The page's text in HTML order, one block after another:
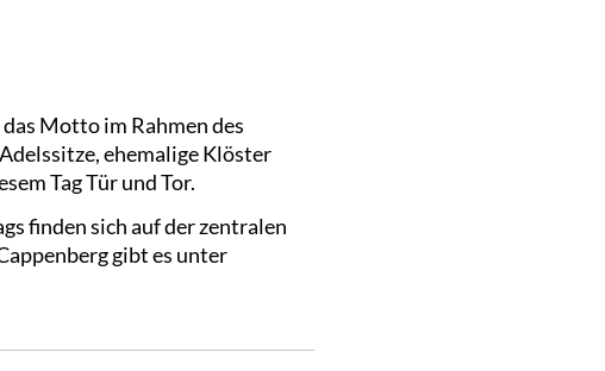
Motto im Rahmen des
ehemalige Klöster
Tag Tür und Tor.
finden sich auf der zentralen
gibt es unter